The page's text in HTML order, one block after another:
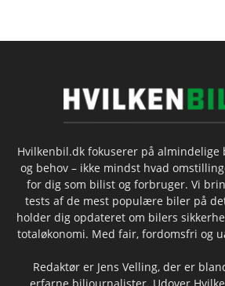
Hvilkenbil.dk fokuserer på almindelige
og behov – ikke mindst hvad
for dig som bilist og forbruger. Vi
tests af de mest populære biler på
holder dig opdateret om bilers
totaløkonomi. Med fair, fordomsfri og
Redaktør er Jens Velling, der er
erfarne biljournalister. Udover